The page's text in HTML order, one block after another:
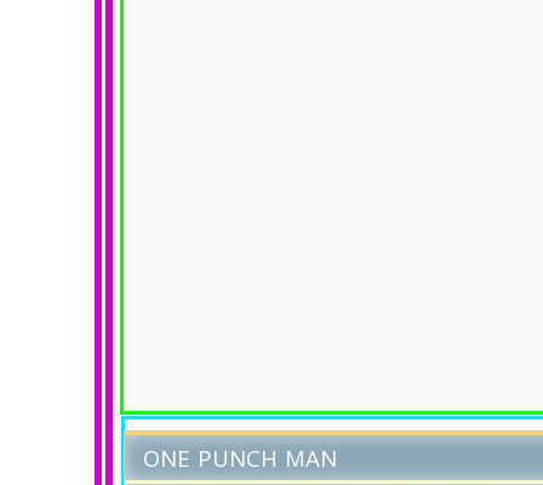
ONE PUNCH MAN